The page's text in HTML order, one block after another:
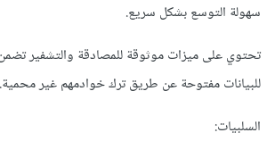
سهولة التوسع بشكل سريع.
تحتوي على ميزات موثوقة للمصادقة والتشفير
للبيانات مفتوحة عن طريق ترك خوادمهم غير محمية.
السلبيات: